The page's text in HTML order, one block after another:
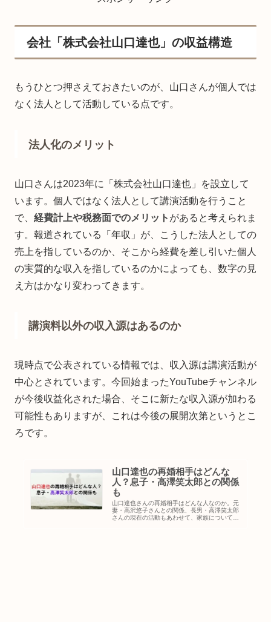
会社「株式会社山口達也」の収益構造
もうひとつ押さえておきたいのが、山口さんが個人では
なく法人として活動している点です。
法人化のメリット
山口さんは2023年に「株式会社山口達也」を設立して
います。個人ではなく法人として講演活動を行うこと
で、 経費計上や税務面でのメリット があると考えられま
す。報道されている「年収」が、こうした法人としての
売上を指しているのか、そこから経費を差し引いた個人
の実質的な収入を指しているのかによっても、数字の見
え方はかなり変わってきます。
講演料以外の収入源はあるのか
現時点で公表されている情報では、収入源は講演活動が
中心とされています。今回始まったYouTubeチャンネル
が今後収益化された場合、そこに新たな収入源が加わる
可能性もありますが、これは今後の展開次第というとこ
ろです。
山口達也の再婚相手はどんな
人？息子・高澤笑太郎との関係
も
山口達也さんの再婚相手はどんな人なのか。元
妻・高沢悠子さんとの関係、長男・高澤笑太郎
さんの現在の活動もあわせて、家族について分